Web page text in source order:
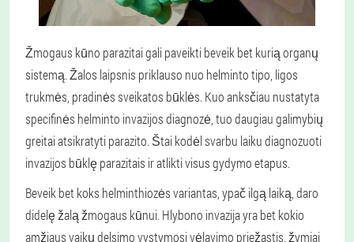
Žmogaus kūno parazitai gali paveikti beveik bet kurią organų
sistemą. Žalos laipsnis priklauso nuo helminto tipo, ligos
trukmės, pradinės sveikatos būklės. Kuo anksčiau nustatyta
specifinės helminto invazijos diagnozė, tuo daugiau galimybių
greitai atsikratyti parazito. Štai kodėl svarbu laiku diagnozuoti
invazijos būklę parazitais ir atlikti visus gydymo etapus.
Beveik bet koks helminthiozės variantas, ypač ilgą laiką, daro
didelę žalą žmogaus kūnui. Hlybono invazija yra bet kokio
amžiaus vaikų delsimo vystymosi vėlavimo priežastis, žymiai